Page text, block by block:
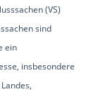
(VS)
sind
ein
insbesondere